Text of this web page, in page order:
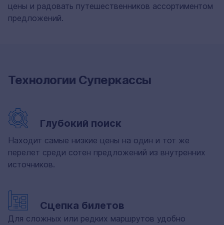
цены и радовать путешественников ассортиментом
предложений.
Технологии Суперкассы
Глубокий поиск
Находит самые низкие цены на один и тот же
перелет среди сотен предложений из внутренних
источников.
Сцепка билетов
Для сложных или редких маршрутов удобно